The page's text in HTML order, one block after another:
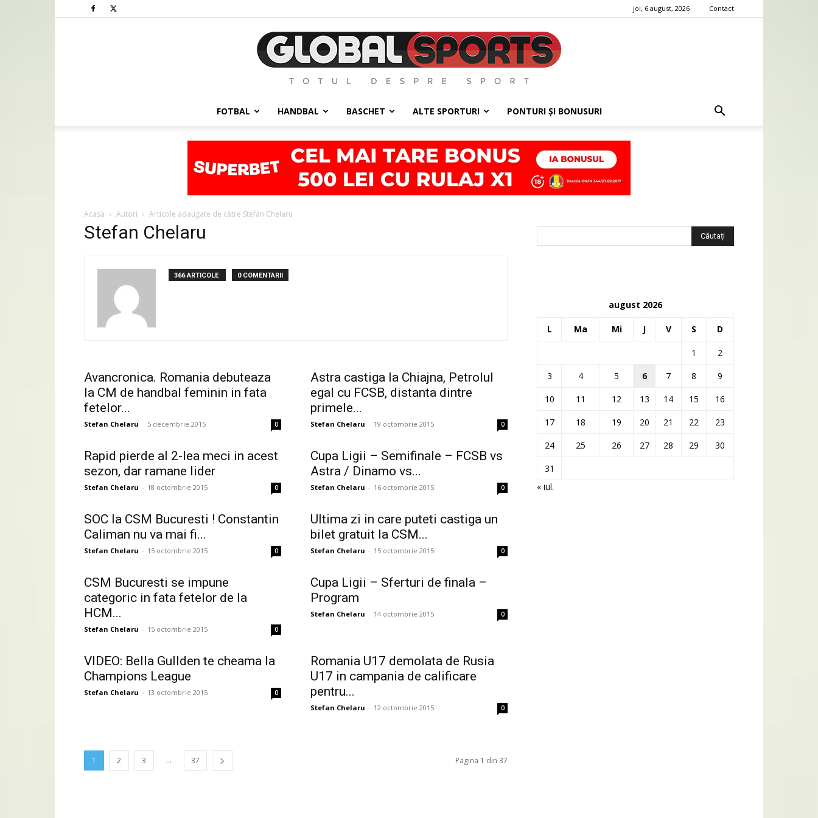
joi, 6 august, 2026 Contact
FOTBAL HANDBAL BASCHET ALTE SPORTURI PONTURI ȘI BONUSURI
Acasă Autori Articole adaugate de către Stefan Chelaru
Stefan Chelaru
366 ARTICOLE 0 COMENTARII
Avancronica. Romania debuteaza
la CM de handbal feminin in fata
fetelor...
Stefan Chelaru - 5 decembrie 2015 0
Astra castiga la Chiajna, Petrolul
egal cu FCSB, distanta dintre
primele...
Stefan Chelaru - 19 octombrie 2015 0
Rapid pierde al 2-lea meci in acest
sezon, dar ramane lider
Stefan Chelaru - 18 octombrie 2015 0
Cupa Ligii – Semifinale – FCSB vs
Astra / Dinamo vs...
Stefan Chelaru - 16 octombrie 2015 0
SOC la CSM Bucuresti ! Constantin
Caliman nu va mai fi...
Stefan Chelaru - 15 octombrie 2015 0
Ultima zi in care puteti castiga un
bilet gratuit la CSM...
Stefan Chelaru - 15 octombrie 2015 0
CSM Bucuresti se impune
categoric in fata fetelor de la
HCM...
Stefan Chelaru - 15 octombrie 2015 0
Cupa Ligii – Sferturi de finala –
Program
Stefan Chelaru - 14 octombrie 2015 0
VIDEO: Bella Gullden te cheama la
Champions League
Stefan Chelaru - 13 octombrie 2015 0
Romania U17 demolata de Rusia
U17 in campania de calificare
pentru...
Stefan Chelaru - 12 octombrie 2015 0
1 2 3 ... 37 Pagina 1 din 37
august 2026
L Ma Mi J V S D
1
2
3
4 5 6 7 8
9
10
11 12 13 14 15
16
17
18 19 20 21 22
23
24
25 26 27 28 29
30
31
« iul.